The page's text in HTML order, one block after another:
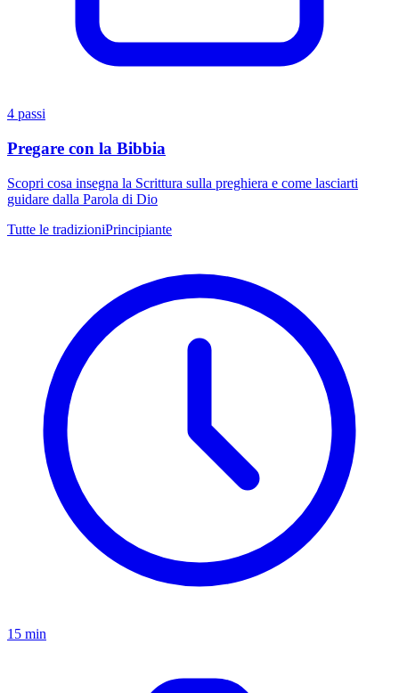
4 passi
Pregare con la Bibbia
Scopri cosa insegna la Scrittura sulla preghiera e come lasciarti
guidare dalla Parola di Dio
Tutte le tradizioniPrincipiante
15 min